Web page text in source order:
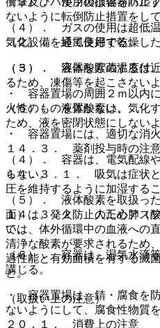
ないように転倒防止措置をし
（２）． 通風良好で乾燥した
（３）． 容器を貯蔵する付
・ 容器置場の周囲２ｍ以内
火性のものを置かない。
・ 容器置場には、適切な消
（４）． 容器は、電気配線
らない。
（５）． 液体酸素を取扱っ
面）は、発火防止のためアス
い。
（６）． 容器は、湿気水滴
講じる。
・ 容器置場は、錆・腐食を
ないようにして、腐食性物質
（４）． ガスの使用は超低
気化設備を経て使用する。
（５）． 液体酸素の温度は
るため、凍傷等を起こさない
（６）． 液体酸素は、気化
ため、液を密閉状態にしない
１４．３． 薬剤投与時の注
１４．３．１． 吸気は症状
圧を維持するように加湿するこ
１４．３．２． 人工心肺（
ては、体外循環中の血液への
清浄な酸素が要求されるため
過性能と有効面積を有する滅
と。
（取扱い上の注意）
２０．１． 消費上の注意